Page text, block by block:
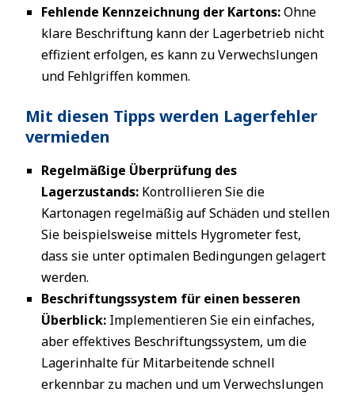
Fehlende Kennzeichnung der Kartons:Ohne
klare Beschriftung kann der Lagerbetrieb nicht
effizient erfolgen, es kann zu Verwechslungen
und Fehlgriffen kommen.
Mit diesen Tipps werden Lagerfehler
vermieden
Regelmäßige Überprüfung des
Lagerzustands: Kontrollieren Sie die
Kartonagen regelmäßig auf Schäden und stellen
Sie beispielsweise mittels Hygrometer fest,
dass sie unter optimalen Bedingungen gelagert
werden.
Beschriftungssystem für einen besseren
Überblick: Implementieren Sie ein einfaches,
aber effektives Beschriftungssystem, um die
Lagerinhalte für Mitarbeitende schnell
erkennbar zu machen und um Verwechslungen